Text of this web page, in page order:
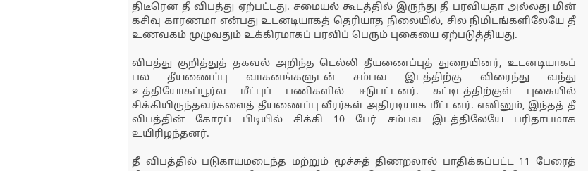
திடீரென தீ விபத்து ஏற்பட்டது. சமையல் கூடத்தில் இருந்து தீ பரவியதா அல்லது மின்
கசிவு காரணமா என்பது உடனடியாகத் தெரியாத நிலையில், சில நிமிடங்களிலேயே தீ
உணவகம் முழுவதும் உக்கிரமாகப் பரவிப் பெரும் புகையை ஏற்படுத்தியது.
விபத்து குறித்துத் தகவல் அறிந்த டெல்லி தீயணைப்புத் துறையினர், உடனடியாகப்
பல தீயணைப்பு வாகனங்களுடன் சம்பவ இடத்திற்கு விரைந்து வந்து
உத்தியோகப்பூர்வ மீட்புப் பணிகளில் ஈடுபட்டனர். கட்டிடத்திற்குள் புகையில்
சிக்கியிருந்தவர்களைத் தீயணைப்பு வீரர்கள் அதிரடியாக மீட்டனர். எனினும், இந்தத் தீ
விபத்தின் கோரப் பிடியில் சிக்கி 10 பேர் சம்பவ இடத்திலேயே பரிதாபமாக
உயிரிழந்தனர்.
தீ விபத்தில் படுகாயமடைந்த மற்றும் மூச்சுத் திணறலால் பாதிக்கப்பட்ட 11 பேரைத்